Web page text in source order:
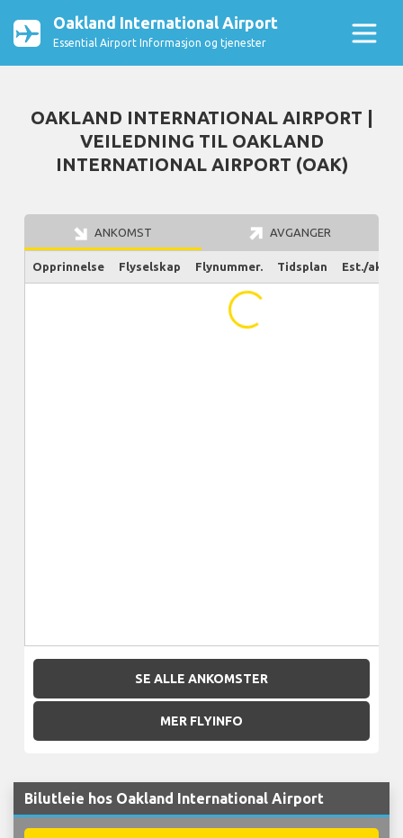
Oakland International Airport
Essential Airport Informasjon og tjenester
OAKLAND INTERNATIONAL AIRPORT |
VEILEDNING TIL OAKLAND
INTERNATIONAL AIRPORT (OAK)
ANKOMST AVGANGER
Opprinnelse Flyselskap Flynummer. Tidsplan Est./
...
SE ALLE ANKOMSTER
MER FLYINFO
Bilutleie hos Oakland International Airport